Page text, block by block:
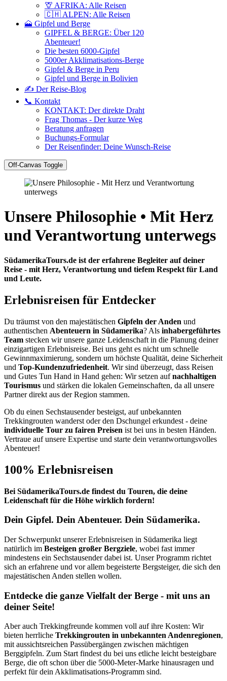
🦒 AFRIKA: Alle Reisen
🇨🇭 ALPEN: Alle Reisen
🗻 Gipfel und Berge
GIPFEL & BERGE: Über 120
Abenteuer!
Die besten 6000-Gipfel
5000er Akklimatisations-Berge
Gipfel & Berge in Peru
Gipfel und Berge in Bolivien
✍️ Der Reise-Blog
📞 Kontakt
KONTAKT: Der direkte Draht
Frag Thomas - Der kurze Weg
Beratung anfragen
Buchungs-Formular
Der Reisenfinder: Deine Wunsch-Reise
Off-Canvas Toggle
Unsere Philosophie • Mit Herz
und Verantwortung unterwegs
SüdamerikaTours.de ist der erfahrene Begleiter auf deiner
Reise - mit Herz, Verantwortung und tiefem Respekt für Land
und Leute.
Erlebnisreisen für Entdecker
Du träumst von den majestätischen Gipfeln der Anden und
authentischen Abenteuern in Südamerika? Als inhabergeführtes
Team stecken wir unsere ganze Leidenschaft in die Planung deiner
einzigartigen Erlebnisreise. Bei uns geht es nicht um schnelle
Gewinnmaximierung, sondern um höchste Qualität, deine Sicherheit
und Top-Kundenzufriedenheit. Wir sind überzeugt, dass Reisen
und Gutes Tun Hand in Hand gehen: Wir setzen aufnachhaltigen
Tourismus und stärken die lokalen Gemeinschaften, da all unsere
Partner direkt aus der Region stammen.
Ob du einen Sechstausender besteigst, auf unbekannten
Trekkingrouten wanderst oder den Dschungel erkundest - deine
individuelle Tour zu fairen Preisen ist bei uns in besten Händen.
Vertraue auf unsere Expertise und starte dein verantwortungsvolles
Abenteuer!
100% Erlebnisreisen
Bei SüdamerikaTours.de findest du Touren, die deine
Leidenschaft für die Höhe wirklich fordern!
Dein Gipfel. Dein Abenteuer. Dein Südamerika.
Der Schwerpunkt unserer Erlebnisreisen in Südamerika liegt
natürlich im Besteigen großer Bergziele, wobei fast immer
mindestens ein Sechstausender dabei ist. Unser Programm richtet
sich an erfahrene und vor allem begeisterte Bergsteiger, die sich den
majestätischen Anden stellen wollen.
Entdecke die ganze Vielfalt der Berge - mit uns an
deiner Seite!
Aber auch Trekkingfreunde kommen voll auf ihre Kosten: Wir
bieten herrliche Trekkingrouten in unbekannten Andenregionen,
mit aussichtsreichen Passübergängen zwischen mächtigen
Berggipfeln. Zum Start findest du bei uns etliche leicht besteigbare
Berge, die oft schon über die 5000-Meter-Marke hinausragen und
perfekt für dein Akklimatisations-Programm sind.